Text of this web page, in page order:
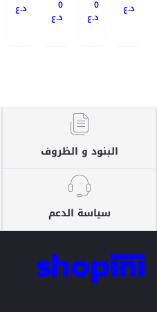
د.ع
0
د.ع
0
د.ع
د.ع
البنود و الظروف
سياسة الدعم